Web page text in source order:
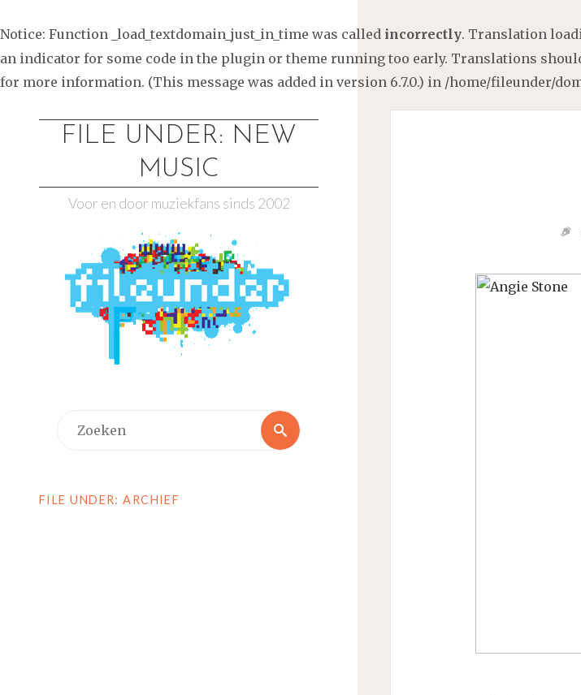
Notice: Function _load_textdomain_just_in_time was called incorrectly. Translation
an indicator for some code in the plugin or theme running too early. Translations
for more information. (This message was added in version 6.7.0.) in /home/fileunder/
FILE UNDER: NEW
MUSIC
Voor en door muziekfans sinds 2002
Zoeken
FILE UNDER: ARCHIEF